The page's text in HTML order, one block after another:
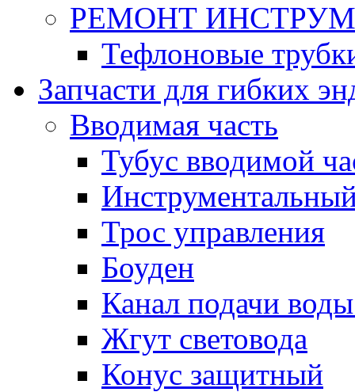
РЕМОНТ
Тефлоновые
Запчасти для гибких
Вводимая часть
Тубус вводимой
Трос управления
Боуден
Канал подачи
Жгут световода
Конус защитный